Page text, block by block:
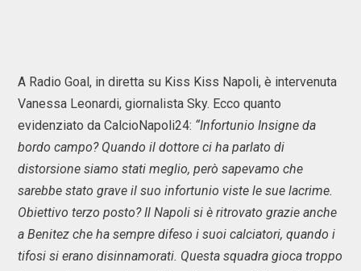
A Radio Goal, in diretta su Kiss Kiss Napoli, è intervenuta
Vanessa Leonardi, giornalista Sky. Ecco quanto
evidenziato da CalcioNapoli24: “Infortunio Insigne da
bordo campo? Quando il dottore ci ha parlato di
distorsione siamo stati meglio, però sapevamo che
sarebbe stato grave il suo infortunio viste le sue lacrime.
Obiettivo terzo posto? Il Napoli si è ritrovato grazie anche
a Benitez che ha sempre difeso i suoi calciatori, quando i
tifosi si erano disinnamorati. Questa squadra gioca troppo